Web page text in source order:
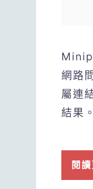
網路
屬連
結果。
閱